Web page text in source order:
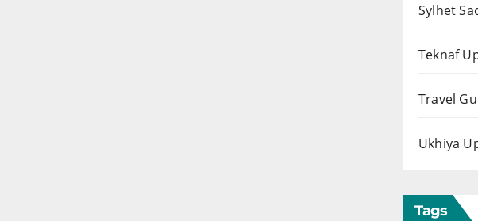
Sylhet
Teknaf
Travel
Ukhiya
Tags